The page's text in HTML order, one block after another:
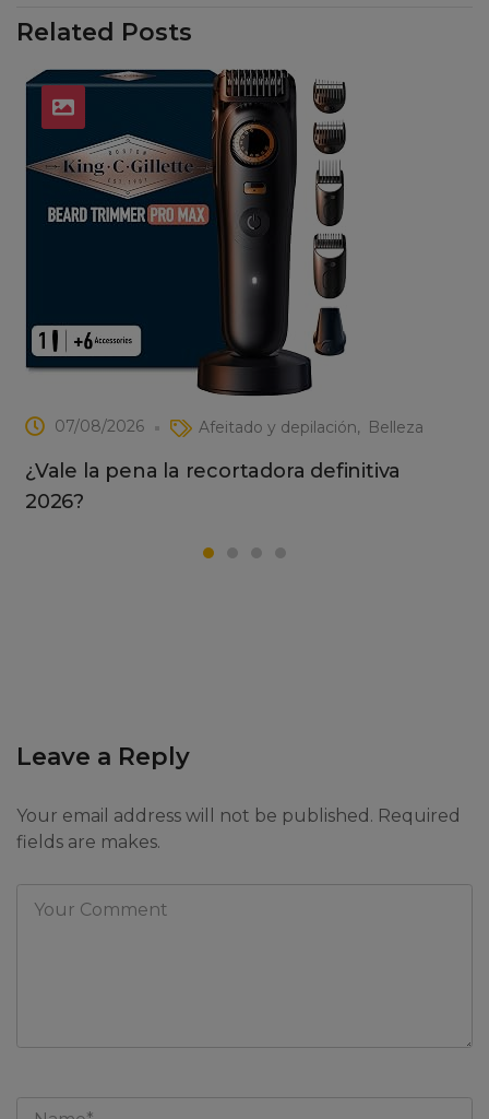
Related Posts
07/08/2026 Afeitado y depilación Belleza
¿Vale la pena la recortadora definitiva
2026?
Leave a Reply
Your email address will not be published. Required
fields are makes.